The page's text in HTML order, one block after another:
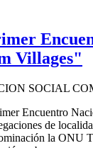
Villages"
SOCIAL
Encuentro
de
la ONU